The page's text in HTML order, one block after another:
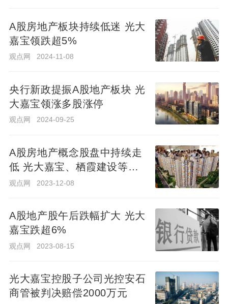
营
收
18.18
元
归
母
亏
损
13.94
亿
A股房地产板块持续低迷 光大
嘉宝领跌超5%
观点网 2024-11-08
央行新政提振A股地产板块 光
大嘉宝领涨多股涨停
观点网 2024-09-25
A股房地产概念股盘中持续走
低 光大嘉宝、栖霞建设等十
余股跌超4%
观点网 2023-12-08
A股地产股午后跌幅扩大 光大
嘉宝跌超6%
观点网 2023-08-15
光大嘉宝控股子公司光控安石
商管被判决赔偿2000万元
A股房地产板块持续低迷 光大
嘉宝领跌超5%
观点网 2024-11-08
央行新政提振A股地产板块 光
大嘉宝领涨多股涨停
观点网 2024-09-25
A股房地产概念股盘中持续走
低 光大嘉宝、栖霞建设等十
余股跌超4%
观点网 2023-12-08
A股地产股午后跌幅扩大 光大
嘉宝跌超6%
观点网 2023-08-15
光大嘉宝控股子公司光控安石
商管被判决赔偿2000万元